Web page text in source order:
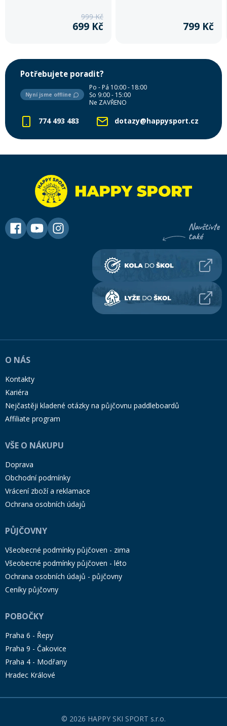
999 Kč
699 Kč 799 Kč
Potřebujete poradit?
Nyní jsme offline
Po - Pá 10:00 - 18:00
So 9:00 - 15:00
Ne ZAVŘENO
774 493 483 dotazy@happysport.cz
O NÁS
Kontakty
Kariéra
Nejčastěji kladené otázky na půjčovnu paddleboardů
Affiliate program
VŠE O NÁKUPU
Doprava
Obchodní podmínky
Vrácení zboží a reklamace
Ochrana osobních údajů
PŮJČOVNY
Všeobecné podmínky půjčoven - zima
Všeobecné podmínky půjčoven - léto
Ochrana osobních údajů - půjčovny
Ceníky půjčovny
POBOČKY
Praha 6 - Řepy
Praha 9 - Čakovice
Praha 4 - Modřany
Hradec Králové
© 2026 HAPPY SKI SPORT s.r.o.